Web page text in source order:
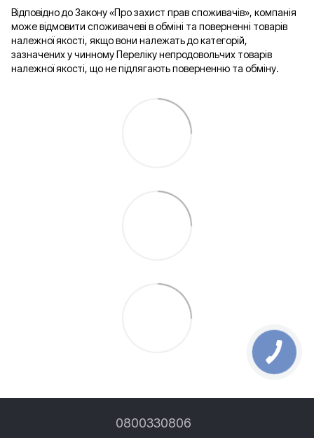
Відповідно до Закону «Про захист прав споживачів», компанія
може відмовити споживачеві в обміні та поверненні товарів
належної якості, якщо вони належать до категорій,
зазначених у чинному Переліку непродовольчих товарів
належної якості, що не підлягають поверненню та обміну.
0800330806